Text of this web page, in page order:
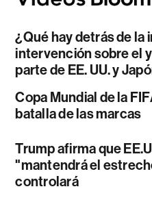
¿Qué hay detrás de la
intervención sobre el
parte de EE. UU. y
Copa Mundial de la
batalla de las marcas
Trump afirma que
"mantendrá el
controlará